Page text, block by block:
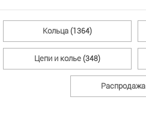
Кольца (1364)
Цепи и колье (348)
Распродажа